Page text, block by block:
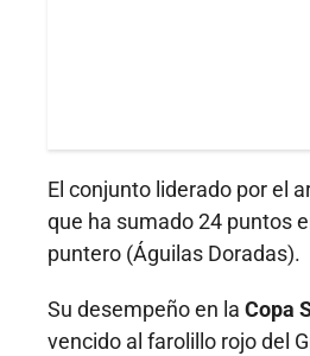
El conjunto liderado por el
que ha sumado 24 puntos
puntero (Águilas Doradas).
Su desempeño en la Copa
vencido al farolillo rojo del